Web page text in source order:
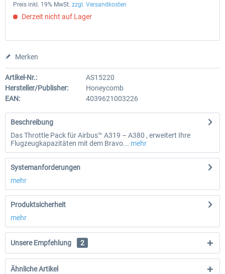
Preis inkl. 19% MwSt. zzgl. Versandkosten
Derzeit nicht auf Lager
Merken
Artikel-Nr.:
AS15220
Hersteller/Publisher:
Honeycomb
EAN:
4039621003226
Beschreibung
Das Throttle Pack für Airbus™ A319 – A380 , erweitert Ihre
Flugzeugkapazitäten mit dem Bravo... mehr
Systemanforderungen
mehr
Produktsicherheit
mehr
Unsere Empfehlung 2
Ähnliche Artikel